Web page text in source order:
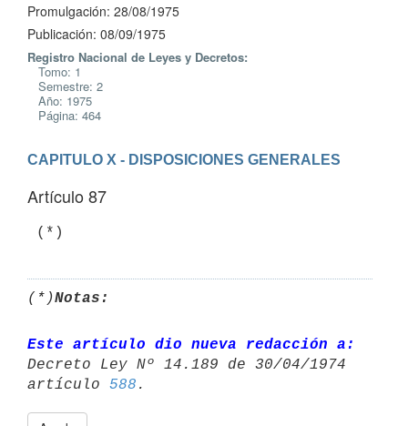
Promulgación: 28/08/1975
Publicación: 08/09/1975
Registro Nacional de Leyes y Decretos:
Tomo: 1
Semestre: 2
Año: 1975
Página: 464
CAPITULO X - DISPOSICIONES GENERALES
Artículo 87
(*)
(*)Notas:
Este artículo dio nueva redacción a:
Decreto Ley Nº 14.189 de 30/04/1974
artículo 588